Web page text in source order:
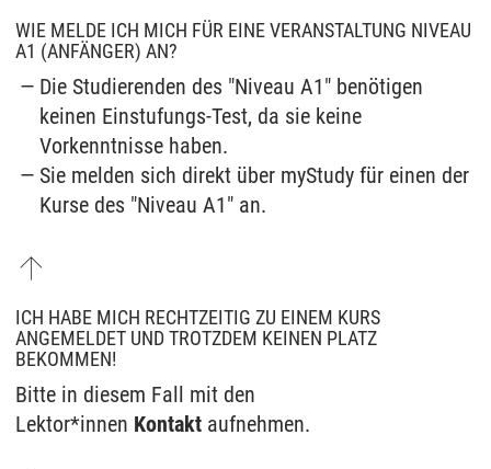
WIE MELDE ICH MICH FÜR EINE VERANSTALTUNG NIVEAU
A1 (ANFÄNGER) AN?
Die Studierenden des "Niveau A1" benötigen
keinen Einstufungs-Test, da sie keine
Vorkenntnisse haben.
Sie melden sich direkt über myStudy für einen der
Kurse des "Niveau A1" an.
ICH HABE MICH RECHTZEITIG ZU EINEM KURS
ANGEMELDET UND TROTZDEM KEINEN PLATZ
BEKOMMEN!
Bitte in diesem Fall mit den
Lektor*innen Kontakt aufnehmen.